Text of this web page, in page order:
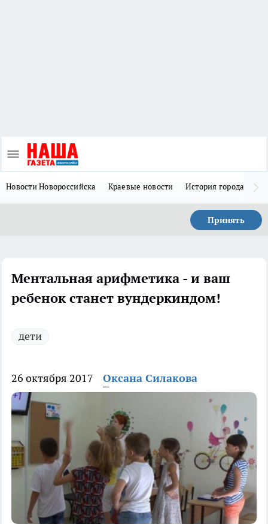
Новости Новороссийска Краевые новости История города Н
Принять
Ментальная арифметика - и ваш
ребенок станет вундеркиндом!
дети
26 октября 2017 Оксана Силакова